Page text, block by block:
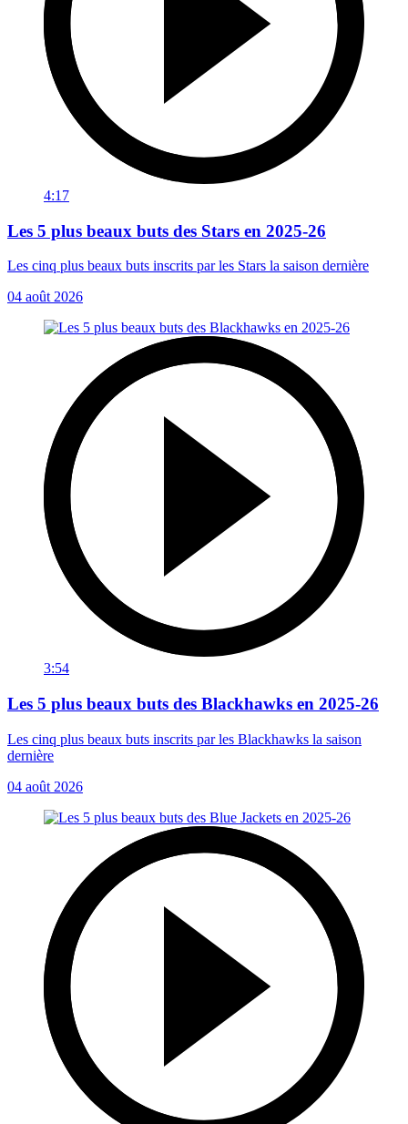
4:17
Les 5 plus beaux buts des Stars en 2025-26
Les cinq plus beaux buts inscrits par les Stars la saison dernière
04 août 2026
3:54
Les 5 plus beaux buts des Blackhawks en 2025-26
Les cinq plus beaux buts inscrits par les Blackhawks la saison
dernière
04 août 2026